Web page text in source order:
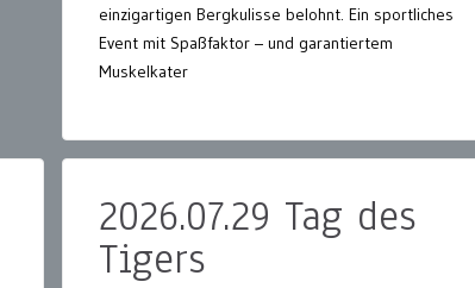
einzigartigen Bergkulisse belohnt. Ein sportliches
Event mit Spaßfaktor – und garantiertem
Muskelkater
2026.07.29 Tag des
Tigers